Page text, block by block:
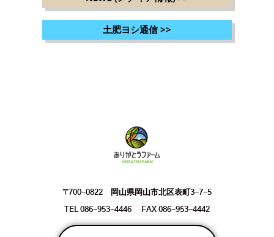
土肥ヨシ通信>>
〒700-0822 岡山県岡山市北区表町3-7-5
TEL 086-953-4446 FAX 086-953-4442